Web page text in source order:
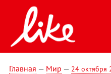
Главная — Мир — 24 октября